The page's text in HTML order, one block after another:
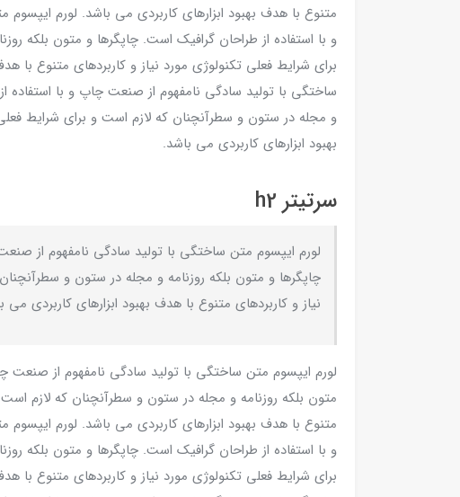
متنوع با هدف بهبود ابزارهای کاربردی می باشد. لورم
و با استفاده از طراحان گرافیک است. چاپگرها و متون بلکه
برای شرایط فعلی تکنولوژی مورد نیاز و کاربردهای متنوع با
ساختگی با تولید سادگی نامفهوم از صنعت چاپ و با استفاده
و مجله در ستون و سطرآنچنان که لازم است و برای شرایط
بهبود ابزارهای کاربردی می باشد.
سرتیتر h2
لورم ایپسوم متن ساختگی با تولید سادگی نامفهوم از
چاپگرها و متون بلکه روزنامه و مجله در ستون و
نیاز و کاربردهای متنوع با هدف بهبود ابزارهای کاربردی می
لورم ایپسوم متن ساختگی با تولید سادگی نامفهوم از صنعت
متون بلکه روزنامه و مجله در ستون و سطرآنچنان که لازم
متنوع با هدف بهبود ابزارهای کاربردی می باشد. لورم
و با استفاده از طراحان گرافیک است. چاپگرها و متون بلکه
برای شرایط فعلی تکنولوژی مورد نیاز و کاربردهای متنوع با